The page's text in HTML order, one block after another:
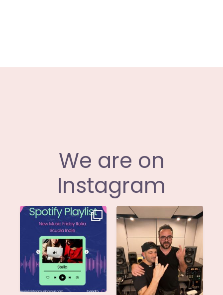
We are on
Instagram
Stella di
@musicadievandro è
disponibile su tutte
Siamo entusiasti di
annunciare che
@moseofficial